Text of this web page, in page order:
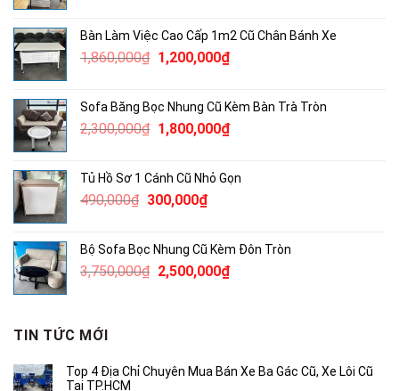
1,900,000₫.là:
1,500,000₫.
Bàn Làm Việc Cao Cấp 1m2 Cũ Chân Bánh Xe
1,860,000₫ Giá
1,860,000₫.
1,200,000₫Giá
là:
1,200,000₫.
Sofa Băng Bọc Nhung Cũ Kèm Bàn Trà Tròn
2,300,000₫ Giá
2,300,000₫.
1,800,000₫Giá
là:
Tủ Hồ Sơ 1 Cánh Cũ Nhỏ Gọn
490,000₫ Giá
490,000₫.
300,000₫Giá
là:
300,000₫.
Bộ Sofa Bọc Nhung Cũ Kèm Đôn Tròn
3,750,000₫ Giá
2,500,000₫Giá
TIN TỨC MỚI
Top 4 Địa Chỉ Chuyên Mua Bán Xe Ba Gác Cũ, Xe Lôi Cũ
Tại TP.HCM